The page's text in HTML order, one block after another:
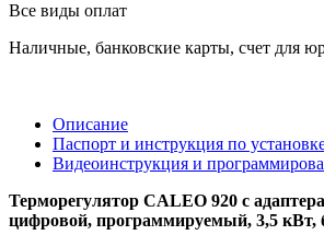
Все виды оплат
Наличные, банковские карты, счет для
Описание
Паспорт и инструкция по
Видеоинструкция и
Терморегулятор CALEO 920 с
цифровой, программируемый, 3,5 кВт,